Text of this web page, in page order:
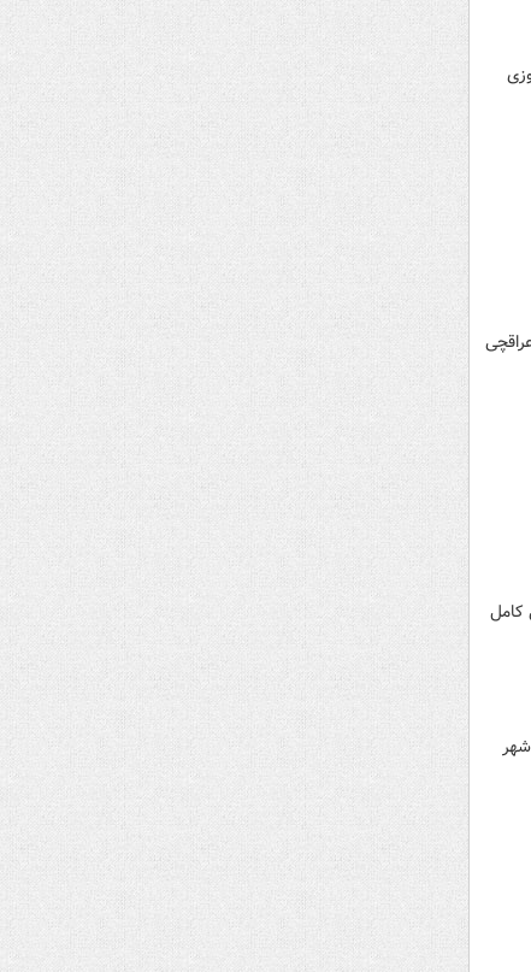
۲۳ مهر ۱۴۰۳ با سید عباس عراقچی
کامل